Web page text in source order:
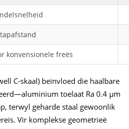
konvensionele freës
C-skaal) beïnvloed die haalbare
toelaat Ra 0.4 µm
terwyl geharde staal gewoonlik
Vir komplekse geometrieë